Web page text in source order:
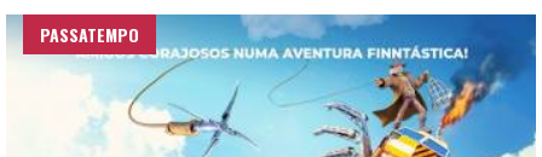
PASSATEMPO